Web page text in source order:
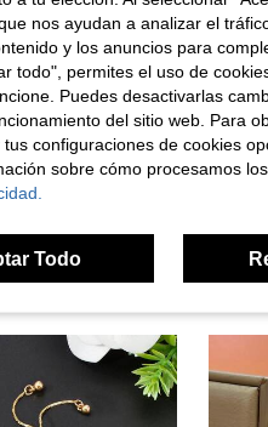
Útil (1)
nos ayudan a analizar el
y los anuncios para
todo", permites el uso de
Puedes desactivarlas
del sitio web. Para
configuraciones de cookies
sobre cómo procesamos
Todo